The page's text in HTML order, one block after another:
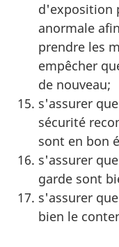
d'exposition
anormale
prendre les
empêcher
de nouveau;
s'assurer
sécurité
sont en bon
s'assurer
garde sont
s'assurer
bien le